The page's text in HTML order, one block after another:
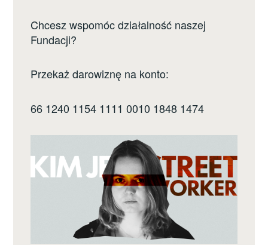
Chcesz wspomóc działalność naszej
Fundacji?
Przekaż darowiznę na konto:
66 1240 1154 1111 0010 1848 1474